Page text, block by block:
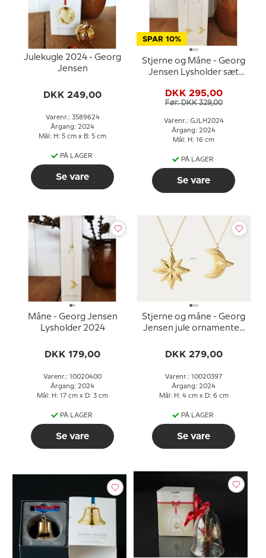
Julekugle 2024 - Georg
Jensen
DKK 249,00
Varenr.: 3589624
Årgang: 2024
Mål: H: 5 cm x B: 5 cm
PÅ LAGER
Se vare
SPAR 10%
Stjerne og Måne - Georg
Jensen Lysholder sæt
DKK 295,00
Før: DKK 329,00
Varenr.: GJLH2024
Årgang: 2024
Mål: H: 16 cm
PÅ LAGER
Se vare
Måne - Georg Jensen
Lysholder 2024
DKK 179,00
Varenr.: 10020400
Årgang: 2024
Mål: H: 17 cm x D: 3 cm
PÅ LAGER
Se vare
Stjerne og måne - Georg
Jensen jule ornamenter,
DKK 279,00
Varenr.: 10020397
Årgang: 2024
Mål: H: 4 cm x D: 6 cm
PÅ LAGER
Se vare